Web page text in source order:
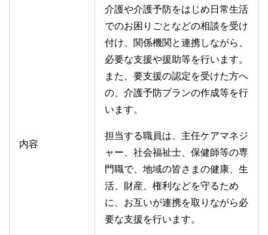
内容
介護や介護予防をはじめ日常生活
でのお困りごとなどの相談を受け
付け、関係機関と連携しながら、
必要な支援や援助等を行います。
また、要支援の認定を受けた方へ
の、介護予防プランの作成等を行
います。
担当する職員は、主任ケアマネジ
ャー、社会福祉士、保健師等の専
門職で、地域の皆さまの健康、生
活、財産、権利などを守るため
に、お互いが連携を取りながら必
要な支援を行います。